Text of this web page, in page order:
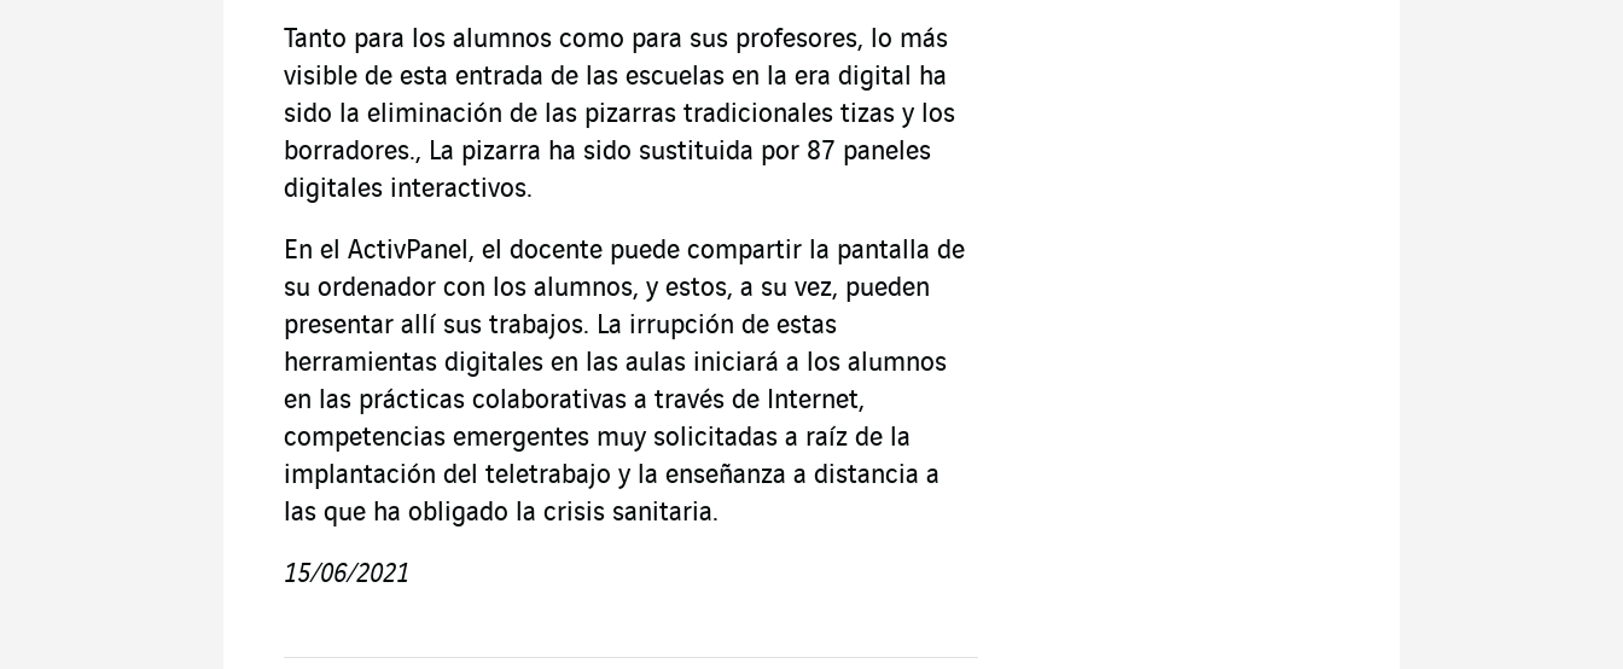
Tanto para los alumnos como para sus profesores, lo más
visible de esta entrada de las escuelas en la era digital ha
sido la eliminación de las pizarras tradicionales tizas y los
borradores., La pizarra ha sido sustituida por 87 paneles
digitales interactivos.
En el ActivPanel, el docente puede compartir la pantalla de
su ordenador con los alumnos, y estos, a su vez, pueden
presentar allí sus trabajos. La irrupción de estas
herramientas digitales en las aulas iniciará a los alumnos
en las prácticas colaborativas a través de Internet,
competencias emergentes muy solicitadas a raíz de la
implantación del teletrabajo y la enseñanza a distancia a
las que ha obligado la crisis sanitaria.
15/06/2021